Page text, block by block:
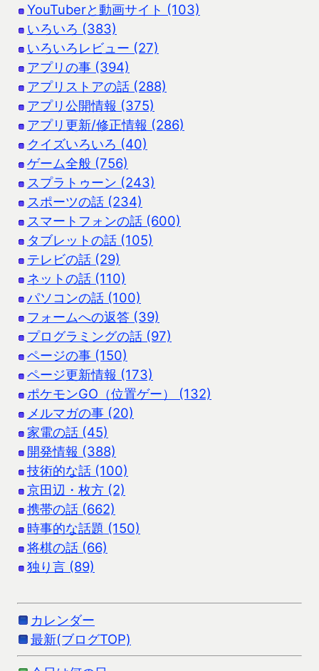
YouTuberと動画サイト (103)
いろいろ (383)
いろいろレビュー (27)
アプリの事 (394)
アプリストアの話 (288)
アプリ公開情報 (375)
アプリ更新/修正情報 (286)
クイズいろいろ (40)
ゲーム全般 (756)
スプラトゥーン (243)
スポーツの話 (234)
スマートフォンの話 (600)
タブレットの話 (105)
テレビの話 (29)
ネットの話 (110)
パソコンの話 (100)
フォームへの返答 (39)
プログラミングの話 (97)
ページの事 (150)
ページ更新情報 (173)
ポケモンGO（位置ゲー） (132)
メルマガの事 (20)
家電の話 (45)
開発情報 (388)
技術的な話 (100)
京田辺・枚方 (2)
携帯の話 (662)
時事的な話題 (150)
将棋の話 (66)
独り言 (89)
カレンダー
最新(ブログTOP)